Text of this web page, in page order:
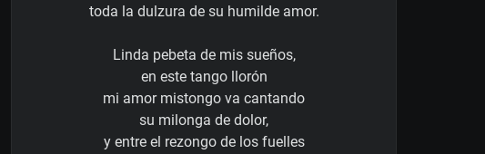
toda la dulzura de su humilde amor.
Linda pebeta de mis sueños,
en este tango llorón
mi amor mistongo va cantando
su milonga de dolor,
y entre el rezongo de los fuelles